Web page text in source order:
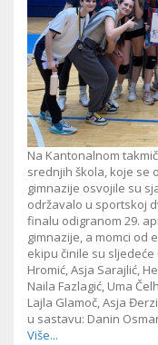
Na Kantonalnom
srednjih škola, koje se
gimnazije osvojile su
održavalo u sportskoj
finalu odigranom 29.
gimnazije, a momci od
ekipu činile su sljedeće
Hromić, Asja Sarajlić,
Naila Fazlagić, Uma
Lajla Glamoč, Asja
u sastavu: Danin
Više...